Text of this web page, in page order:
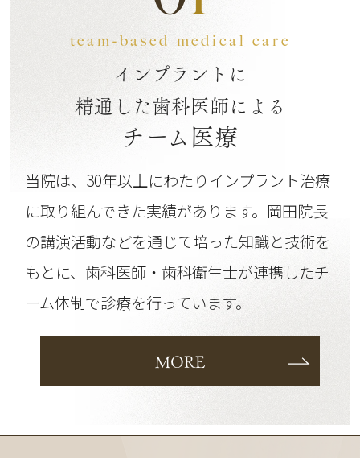
team-based medical care
インプラントに
精通した歯科医師による
チーム医療
当院は、30年以上にわたりインプラント治療
に取り組んできた実績があります。 岡田院長
の講演活動などを通じて培った知識と技術を
もとに、歯科医師・歯科衛生士が連携したチ
ーム体制で診療を行っています。
MORE